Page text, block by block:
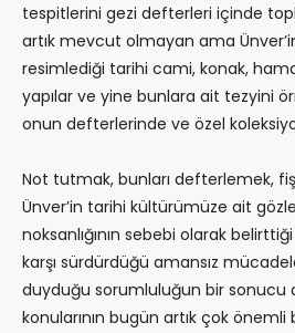
tespitlerini gezi defterleri içinde
artık mevcut olmayan ama
resimlediği tarihi cami, konak,
yapılar ve yine bunlara ait tezyini
onun defterlerinde ve özel
Not tutmak, bunları defterlemek,
Ünver’in tarihi kültürümüze ait
noksanlığının sebebi olarak belirttiği
karşı sürdürdüğü amansız
duyduğu sorumluluğun bir sonucu
konularının bugün artık çok